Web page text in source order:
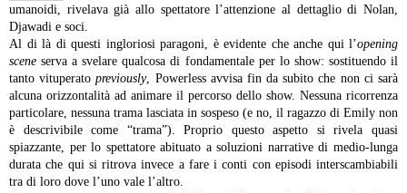
umanoidi, rivelava già allo spettatore l’attenzione al dettaglio di Nolan,
Djawadi e soci.
Al di là di questi ingloriosi paragoni, è evidente che anche qui l’opening
scene serva a svelare qualcosa di fondamentale per lo show: sostituendo il
tanto vituperatopreviously, Powerless avvisa fin da subito che non ci sarà
alcuna orizzontalità ad animare il percorso dello show. Nessuna ricorrenza
particolare, nessuna trama lasciata in sospeso (e no, il ragazzo di Emily non
è descrivibile come “trama”). Proprio questo aspetto si rivela quasi
spiazzante, per lo spettatore abituato a soluzioni narrative di medio-lunga
durata che qui si ritrova invece a fare i conti con episodi interscambiabili
tra di loro dove l’uno vale l’altro.